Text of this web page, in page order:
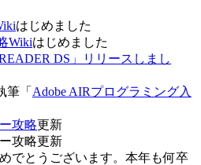
はじめました
Wikiはじめました
READER DS」リリースしまし
筆「 Adobe AIRプログラミング入
攻略更新
攻略更新
でとうございます。本年も何卒